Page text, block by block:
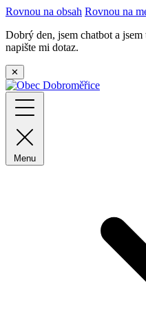
Rovnou na obsah Rovnou na
Dobrý den, jsem chatbot a
napište mi dotaz.
✕
Menu